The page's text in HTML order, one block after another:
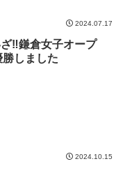
2024.07.17
ざ‼鎌倉女子オープ
勝しました
2024.10.15